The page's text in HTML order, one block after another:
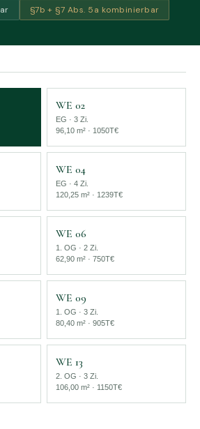
§7b + §7 Abs. 5a kombinierbar
WE 02
EG · 3 Zi.
96,10 m² · 1050T€
WE 04
EG · 4 Zi.
120,25 m² · 1239T€
WE 06
1. OG · 2 Zi.
62,90 m² · 750T€
WE 09
1. OG · 3 Zi.
80,40 m² · 905T€
WE 13
2. OG · 3 Zi.
106,00 m² · 1150T€